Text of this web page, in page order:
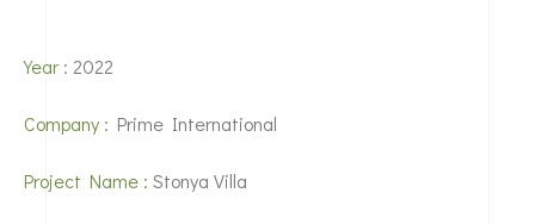
Year : 2022
Company : Prime International
Project Name : Stonya Villa